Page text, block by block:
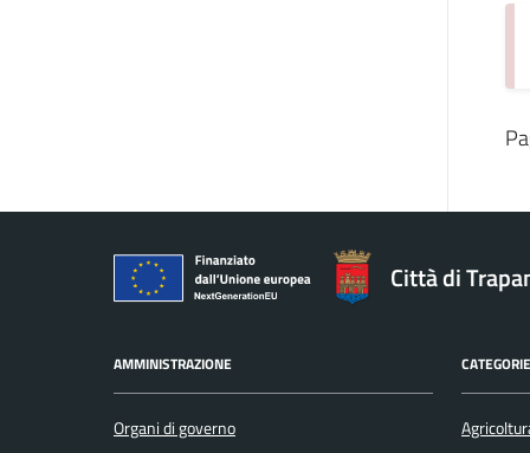
Città di
AMMINISTRAZIONE
Organi di governo